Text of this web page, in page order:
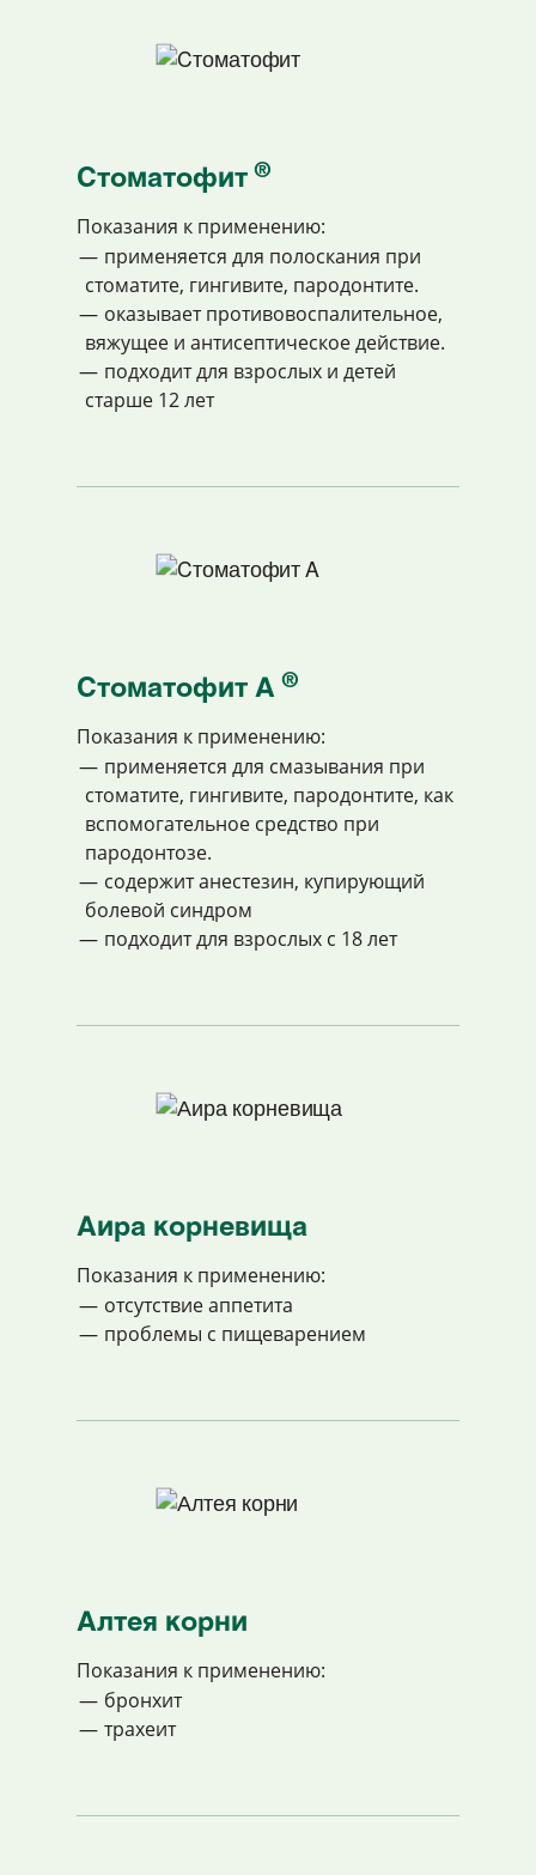
Cтоматофит®
Показания к применению:
применяется для полоскания при
стоматите, гингивите, пародонтите.
оказывает противовоспалительное,
вяжущее и антисептическое действие.
подходит для взрослых и детей
старше 12 лет
Cтоматофит A®
Показания к применению:
применяется для смазывания при
стоматите, гингивите, пародонтите, как
вспомогательное средство при
пародонтозе.
содержит анестезин, купирующий
болевой синдром
подходит для взрослых с 18 лет
Аира корневища
Показания к применению:
отсутствие аппетита
проблемы с пищеварением
Алтея корни
Показания к применению:
бронхит
трахеит